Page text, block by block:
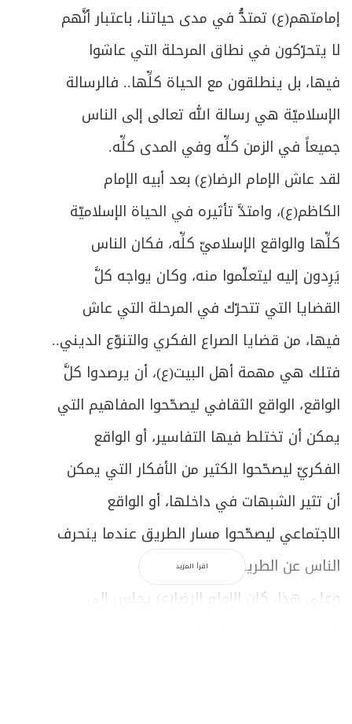
إمامتهم(ع) تمتدُّ في مدى حياتنا، باعتبار أنَّهم
لا يتحرّكون في نطاق المرحلة التي عاشوا
فيها، بل ينطلقون مع الحياة كلِّها.. فالرسالة
الإسلاميّة هي رسالة الله تعالى إلى الناس
جميعاً في الزمن كلِّه وفي المدى كلِّه.
لقد عاش الإمام الرضا(ع) بعد أبيه الإمام
الكاظم(ع)، وامتدَّ تأثيره في الحياة الإسلاميّة
كلِّها والواقع الإسلاميّ كلِّه، فكان الناس
يَرِدون إليه ليتعلّموا منه، وكان يواجه كلَّ
القضايا التي تتحرّك في المرحلة التي عاش
فيها، من قضايا الصراع الفكري والتنوّع الديني..
فتلك هي مهمة أهل البيت(ع)، أن يرصدوا كلَّ
الواقع، الواقع الثقافي ليصحّحوا المفاهيم التي
يمكن أن تختلط فيها التفاسير، أو الواقع
الفكريّ ليصحّحوا الكثير من الأفكار التي يمكن
أن تثير الشبهات في داخلها، أو الواقع
الاجتماعي ليصحّحوا مسار الطريق عندما ينحرف
الناس عن الطريق المستقيم.
وعلى هذا، كان الإمام الرضا(ع) يجلس إلى
اقرأ المزيد